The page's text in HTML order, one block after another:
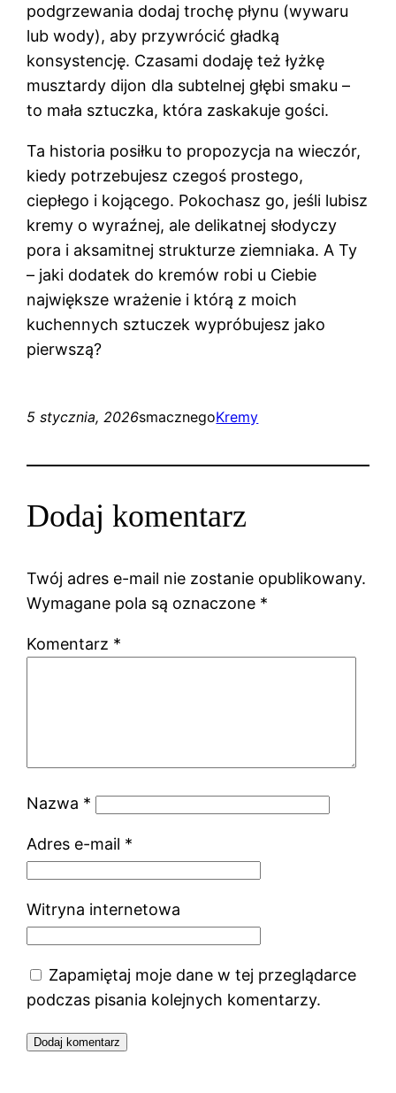
podgrzewania dodaj trochę płynu (wywaru
lub wody), aby przywrócić gładką
konsystencję. Czasami dodaję też łyżkę
musztardy dijon dla subtelnej głębi smaku –
to mała sztuczka, która zaskakuje gości.
Ta historia posiłku to propozycja na wieczór,
kiedy potrzebujesz czegoś prostego,
ciepłego i kojącego. Pokochasz go, jeśli lubisz
kremy o wyraźnej, ale delikatnej słodyczy
pora i aksamitnej strukturze ziemniaka. A Ty
– jaki dodatek do kremów robi u Ciebie
największe wrażenie i którą z moich
kuchennych sztuczek wypróbujesz jako
pierwszą?
5 stycznia, 2026smacznegoKremy
Dodaj komentarz
Twój adres e-mail nie zostanie opublikowany.
Wymagane pola są oznaczone *
Komentarz *
Nazwa *
Adres e-mail *
Witryna internetowa
Zapamiętaj moje dane w tej przeglądarce
podczas pisania kolejnych komentarzy.